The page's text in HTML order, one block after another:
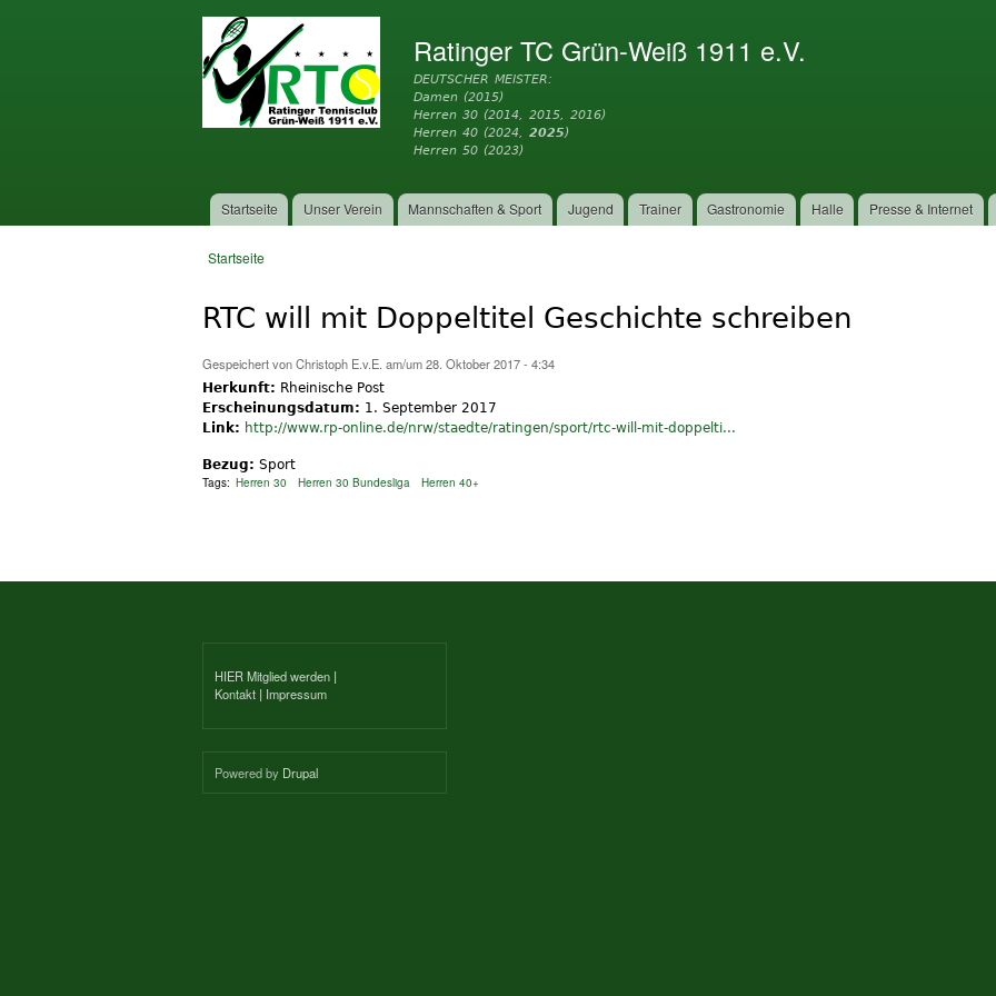
Inhalt
Ratinger TC Grün-Weiß 1911 e.V.
DEUTSCHER MEISTER:
Damen (2015)
Herren 30 (2014, 2015, 2016)
Herren 40 (2024,2025)
Herren 50 (2023)
Hauptmenü
Startseite Unser Verein Mannschaften & Sport Jugend Trainer Gastronomie Halle Presse & Internet
Startseite
RTC will mit Doppeltitel Geschichte schreiben
Gespeichert vonChristoph E.v.E. am/um 28. Oktober 2017 - 4:34
Herkunft: Rheinische Post
Erscheinungsdatum: 1. September 2017
Link: http://www.rp-online.de/nrw/staedte/ratingen/sport/rtc-will-mit-doppelti...
Bezug: Sport
Tags: Herren 30 Herren 30 Bundesliga Herren 40+
HIER Mitglied werden |
Kontakt | Impressum
Powered by Drupal